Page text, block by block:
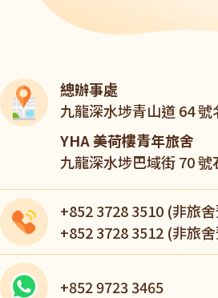
總辦事處
九龍深水埗青山道 64
YHA 美荷樓青年旅舍
九龍深水埗巴域街 70
+852 3728 3510(非旅舍
+852 3728 3512(非旅舍
+852 9723 3465